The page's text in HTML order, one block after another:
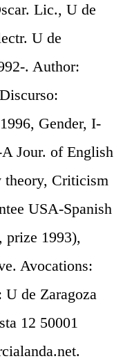
Lic., U de
U de
. Author:
Gender, I-
Jour. of English
theory, Criticism
USA-Spanish
prize 1993),
Avocations:
de Zaragoza
12 50001